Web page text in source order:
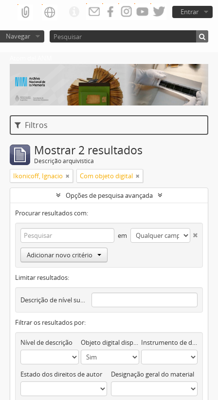
Entrar
Navegar
Filtros
Mostrar 2 resultados
Descrição arquivística
Ikonicoff, Ignacio Com objeto digital
Opções de pesquisa avançada
Procurar resultados com:
em
Adicionar novo critério
Limitar resultados:
Descrição de nível superior
Filtrar os resultados por:
Nível de descrição Objeto digital disponível Instrumento de descrição documental
Estado dos direitos de autor Designação geral do material